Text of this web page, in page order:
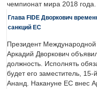
чемпионат мира 2018 года.
Глава FIDE Дворкович
санкций ЕС
Президент
Аркадий Дворкович
должность. Исполнять
будет его заместитель,
Ананд. Накануне ЕС внес